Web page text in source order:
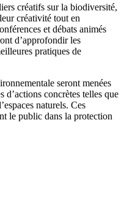
créatifs sur la biodiversité,
créativité tout en
et débats animés
d’approfondir les
pratiques de
seront menées
d’actions concrètes telles que
naturels. Ces
le public dans la protection